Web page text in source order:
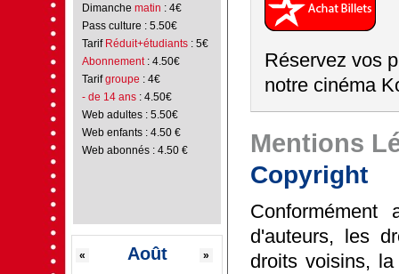
Dimanche matin : 4€
Pass culture : 5.50€
Tarif Réduit+étudiants : 5€
Abonnement: 4.50€
Tarifgroupe : 4€
- de 14 ans: 4.50€
Web adultes : 5.50€
Web enfants : 4.50 €
Web abonnés : 4.50 €
Août
« »
Réservez vos
notre cinéma
Mentions
Copyright
d'auteurs, les
droits voisins,